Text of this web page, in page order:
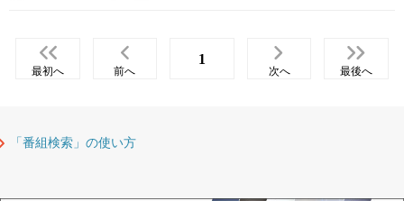
最初へ 前へ
1
次へ 最後へ
「番組検索」の使い方